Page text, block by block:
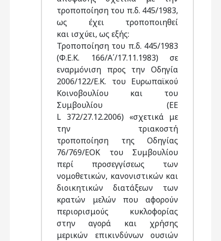
τροποποίηση του π.δ. 445/1983,
ως έχει τροποποιηθεί
και ισχύει, ως εξής:
Τροποποίηση του π.δ. 445/1983
(Φ.Ε.Κ. 166/Α΄/17.11.1983) σε
εναρμόνιση προς την Οδηγία
2006/122/Ε.Κ. του Ευρωπαϊκού
Κοινοβουλίου και του
Συμβουλίου (EE
L 372/27.12.2006) «σχετικά με
την τριακοστή
τροποποίηση της Οδηγίας
76/769/ΕΟΚ του Συμβουλίου
περί προσεγγίσεως των
νομοθετικών, κανονιστικών και
διοικητικών διατάξεων των
κρατών μελών που αφορούν
περιορισμούς κυκλοφορίας
στην αγορά και χρήσης
μερικών επικινδύνων ουσιών